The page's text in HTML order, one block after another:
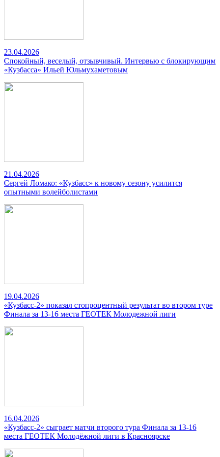
23.04.2026
Спокойный, веселый, отзывчивый. Интервью с блокирующим
«Кузбасса» Ильей Юльмухаметовым
21.04.2026
Сергей Ломако: «Кузбасс» к новому сезону усилится
опытными волейболистами
19.04.2026
«Кузбасс-2» показал стопроцентный результат во втором туре
Финала за 13-16 места ГЕОТЕК Молодежной лиги
16.04.2026
«Кузбасс-2» сыграет матчи второго тура Финала за 13-16
места ГЕОТЕК Молодёжной лиги в Красноярске